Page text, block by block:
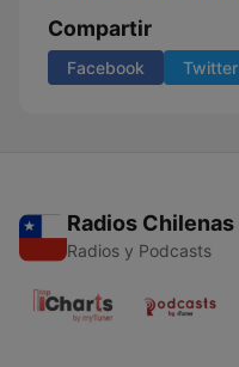
Compartir
Facebook Twitter
Radios Chilenas
Radios y Podcasts